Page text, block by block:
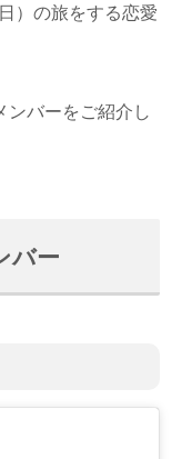
）の旅をする恋愛
ンバーをご紹介し
バー